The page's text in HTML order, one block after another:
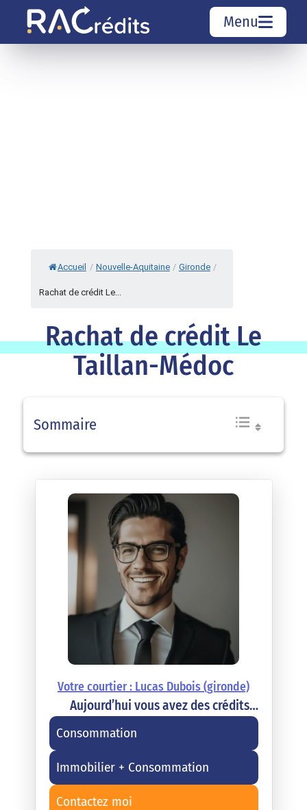
Menu
Accueil / Nouvelle-Aquitaine / Gironde /
Rachat de crédit Le...
Rachat de crédit Le
Taillan-Médoc
Sommaire
Votre courtier : Lucas Dubois (gironde)
Aujourd’hui vous avez des crédits…
Consommation
Immobilier + Consommation
Contactez moi